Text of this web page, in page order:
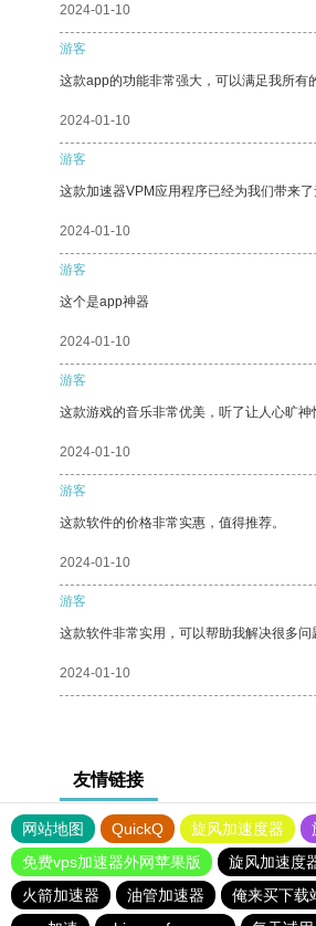
2024-01-10
游客
这款app的功能非常强大，可以满足我所有
2024-01-10
游客
这款加速器VPM应用程序已经为我们带来了
2024-01-10
游客
这个是app神器
2024-01-10
游客
这款游戏的音乐非常优美，听了让人心旷神
2024-01-10
游客
这款软件的价格非常实惠，值得推荐。
2024-01-10
游客
这款软件非常实用，可以帮助我解决很多
2024-01-10
友情链接
网站地图 QuickQ 旋风加速度器
免费vps加速器外网苹果版
旋风加速度
火箭加速器
油管加速器 俺来买下载